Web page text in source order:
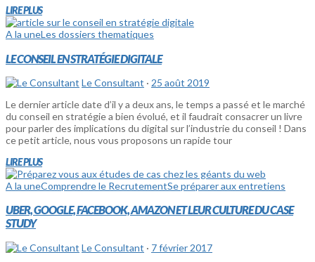
LIRE PLUS
A la uneLes dossiers thematiques
LE CONSEIL EN STRATÉGIE DIGITALE
Le Consultant · 25 août 2019
Le dernier article date d’il y a deux ans, le temps a passé et le marché
du conseil en stratégie a bien évolué, et il faudrait consacrer un livre
pour parler des implications du digital sur l’industrie du conseil ! Dans
ce petit article, nous vous proposons un rapide tour
LIRE PLUS
A la uneComprendre le RecrutementSe préparer aux entretiens
UBER, GOOGLE, FACEBOOK, AMAZON ET LEUR CULTURE DU CASE
STUDY
Le Consultant · 7 février 2017